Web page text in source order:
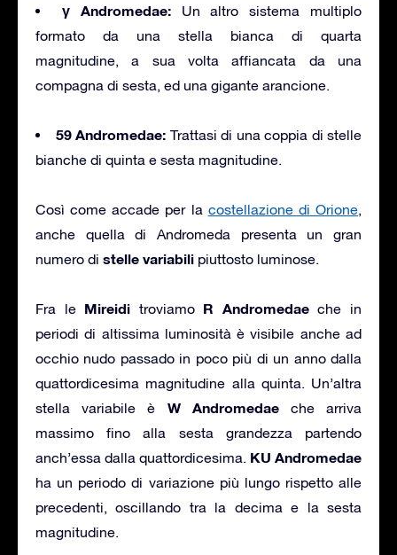
γ Andromedae:Un altro sistema multiplo
formato da una stella bianca di quarta
magnitudine, a sua volta affiancata da una
compagna di sesta, ed una gigante arancione.
59 Andromedae: Trattasi di una coppia di stelle
bianche di quinta e sesta magnitudine.
Così come accade per la costellazione di Orione,
anche quella di Andromeda presenta un gran
numero di stelle variabili piuttosto luminose.
Fra le Mireidi troviamo R Andromedaeche in
periodi di altissima luminosità è visibile anche ad
occhio nudo passado in poco più di un anno dalla
quattordicesima magnitudine alla quinta. Un’altra
stella variabile è W Andromedaeche arriva
massimo fino alla sesta grandezza partendo
anch’essa dalla quattordicesima. KU Andromedae
ha un periodo di variazione più lungo rispetto alle
precedenti, oscillando tra la decima e la sesta
magnitudine.